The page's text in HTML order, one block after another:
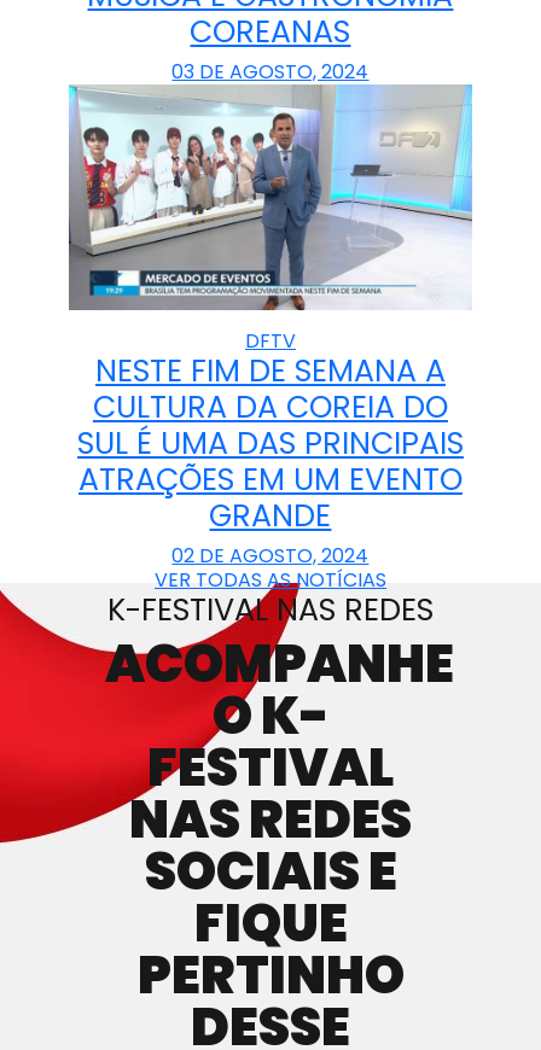
COREANAS
03 DE AGOSTO, 2024
DFTV
NESTE FIM DE SEMANA A
CULTURA DA COREIA DO
SUL É UMA DAS PRINCIPAIS
ATRAÇÕES EM UM EVENTO
GRANDE
02 DE AGOSTO, 2024
VER TODAS AS NOTÍCIAS
K-FESTIVAL NAS REDES
ACOMPANHE
O K-
FESTIVAL
NAS REDES
SOCIAIS E
FIQUE
PERTINHO
DESSE